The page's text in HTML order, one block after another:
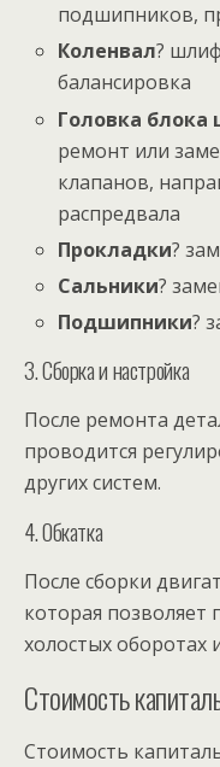
подшипников,
Коленвал?
балансировка
Головка блока
ремонт или
клапанов,
распредвала
Прокладки?
Сальники?
Подшипники?
3. Сборка и настройка
После ремонта
проводится
других систем.
4. Обкатка
После сборки
которая позволяет
холостых оборотах
Стоимость
Стоимость